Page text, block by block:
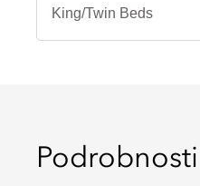
Podrobnosti